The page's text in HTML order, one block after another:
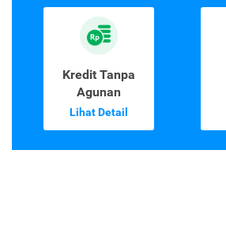
Kredit Tanpa
Agunan
Lihat Detail